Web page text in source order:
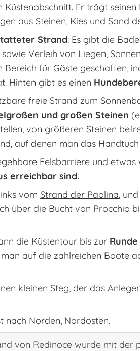
Er trägt
aus Steinen, Kies und Sand
Strand: Es gibt die
Verleih von Liegen,
für Gäste geschaffen,
Hinten gibt es einen
freie Strand zum
und großen Steinen
von größeren Steinen
auf denen man das
Felsbarriere und
erreichbar sind.
vom Strand der Paolina,
über die Bucht von Procchio
die Küstentour bis zur
auf die zahlreichen Boote
kleinen Steg, der das
nach Norden, Nordosten.
von Redinoce wurde mit der